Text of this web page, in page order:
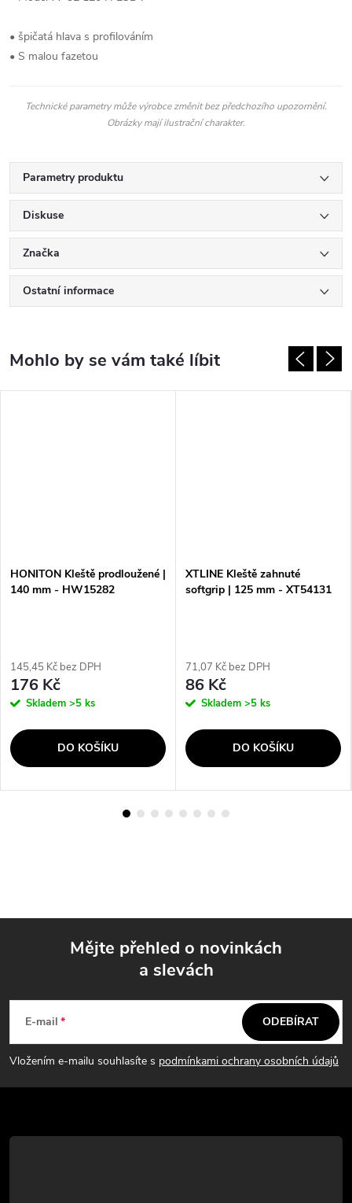
• špičatá hlava s profilováním
• S malou fazetou
Technické parametry může výrobce změnit bez předchozího upozornění.
Obrázky mají ilustrační charakter.
Parametry produktu
Diskuse
Značka
Ostatní informace
HONITON Kleště prodloužené |
140 mm - HW15282
145,45 Kč bez DPH
176 Kč
Skladem >5 ks
DO KOŠÍKU
XTLINE Kleště zahnuté
softgrip | 125 mm - XT54131
71,07 Kč bez DPH
86 Kč
Skladem >5 ks
DO KOŠÍKU
p
a
t
Mějte přehled o novinkách
a slevách
E-mail
Vložením e-mailu souhlasíte s podmínkami ochrany osobních údajů
ODEBÍRAT